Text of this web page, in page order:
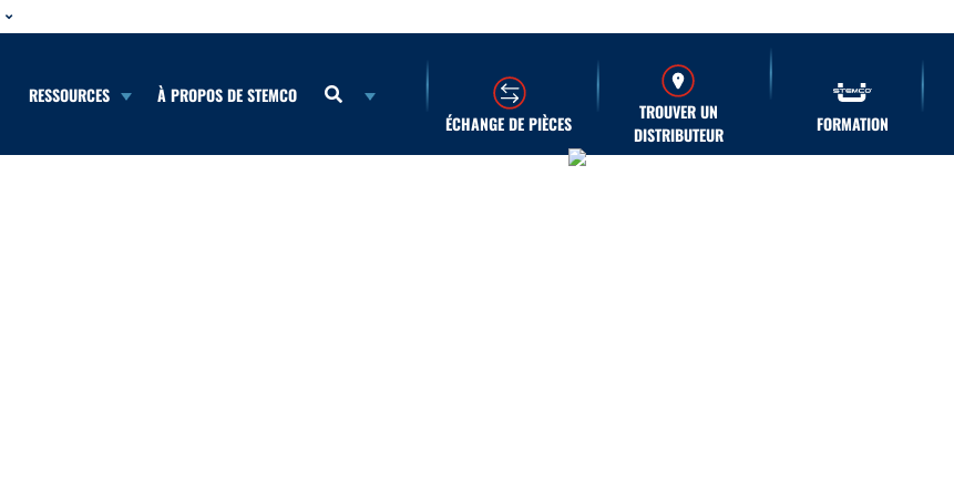
RESSOURCES
À PROPOS DE STEMCO
ÉCHANGE DE PIÈCES
TROUVER UN
DISTRIBUTEUR
FORMATION